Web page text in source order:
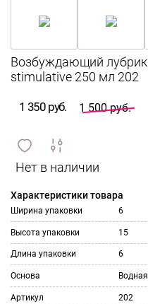
1 350 руб. 1 500 руб.
и
сравнить
ИЗБРАННОЕ
Характеристики товара
Ширина упаковки 6
Высота упаковки 15
Длина упаковки 6
Основа Водная
Артикул 202